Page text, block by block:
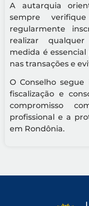
A autarquia
sempre
regularmente
realizar
medida é
nas transações e
O Conselho
fiscalização e
compromisso
profissional e a
em Rondônia.